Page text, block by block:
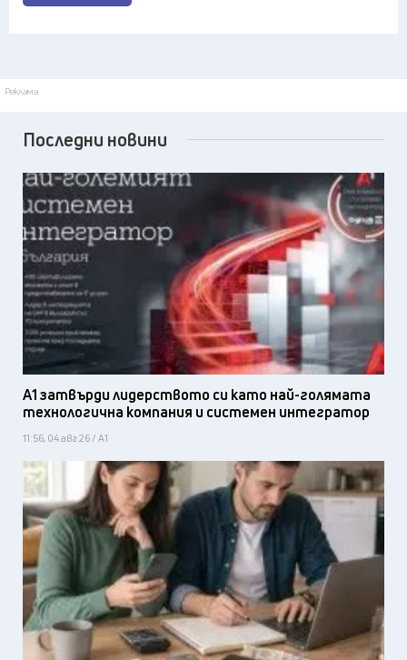
Реклама
Последни новини
А1 затвърди лидерството си като най-голямата
технологична компания и системен интегратор
11:56, 04 авг 26 / А1